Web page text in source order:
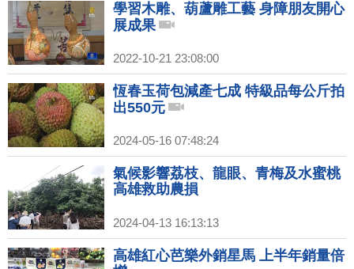
學習木雕、葫蘆雕工藝 身障朋友開心
展成果
2022-10-21 23:08:00
恆春玉荷包減產七成 特級品每公斤拍
出550元
2024-05-16 07:48:24
氣候影響荔枝、龍眼、青梅及水蜜桃
高雄救助農損
2024-04-13 16:13:13
高雄紅心芭樂外銷星馬 上半年銷量倍